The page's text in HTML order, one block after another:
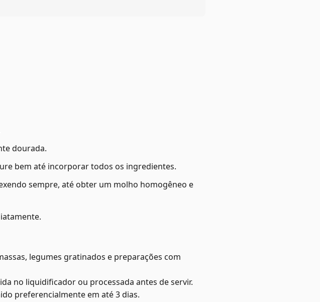
dourada.
bem até incorporar todos os ingredientes.
sempre, até obter um molho homogêneo e
legumes gratinados e preparações com
no liquidificador ou processada antes de servir.
preferencialmente em até 3 dias.